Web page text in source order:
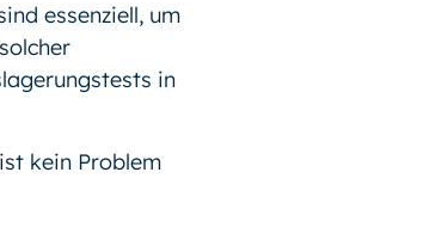
essenziell, um
in
kein Problem